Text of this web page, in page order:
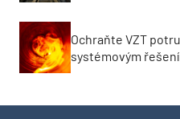
Ochraňte VZT
systémovým